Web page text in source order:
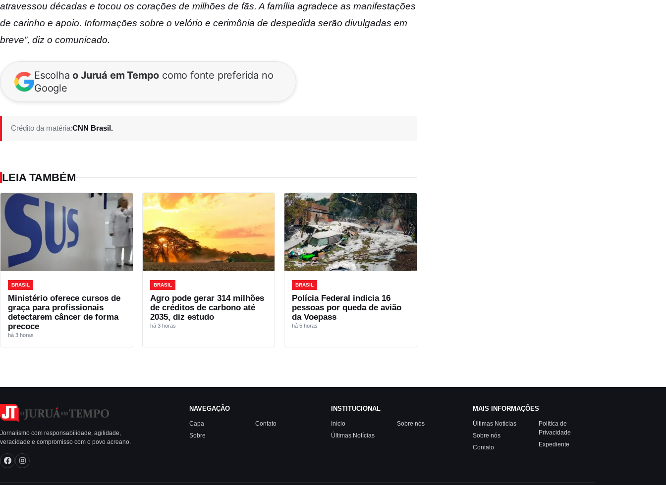
atravessou décadas e tocou os corações de milhões de fãs. A família agradece as manifestações
de carinho e apoio. Informações sobre o velório e cerimônia de despedida serão divulgadas em
breve”, diz o comunicado.
Escolhao Juruá em Tempo como fonte preferida no
Google
Crédito da matéria:CNN Brasil.
LEIA TAMBÉM
BRASIL
Ministério oferece cursos de
graça para profissionais
detectarem câncer de forma
precoce
há 3 horas
BRASIL
Agro pode gerar 314 milhões
de créditos de carbono até
2035, diz estudo
há 3 horas
BRASIL
Polícia Federal indicia 16
pessoas por queda de avião
da Voepass
há 5 horas
Jornalismo com responsabilidade, agilidade,
veracidade e compromisso com o povo acreano.
NAVEGAÇÃO
Capa
Sobre
Contato
INSTITUCIONAL
Início
Últimas Notícias
Sobre nós
MAIS INFORMAÇÕES
Últimas Notícias
Sobre nós
Contato
Política de
Privacidade
Expediente